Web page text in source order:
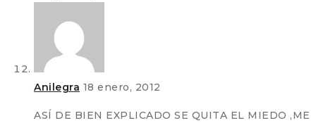
Anilegra 18 enero, 2012
ASÍ DE BIEN EXPLICADO SE QUITA EL MIEDO ,ME